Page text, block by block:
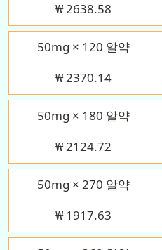
₩2638.58
50mg × 120 알약
₩2370.14
50mg × 180 알약
₩2124.72
50mg × 270 알약
₩ 1917.63